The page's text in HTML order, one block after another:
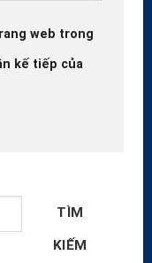
web trong
kế tiếp của
TÌM
KIẾM